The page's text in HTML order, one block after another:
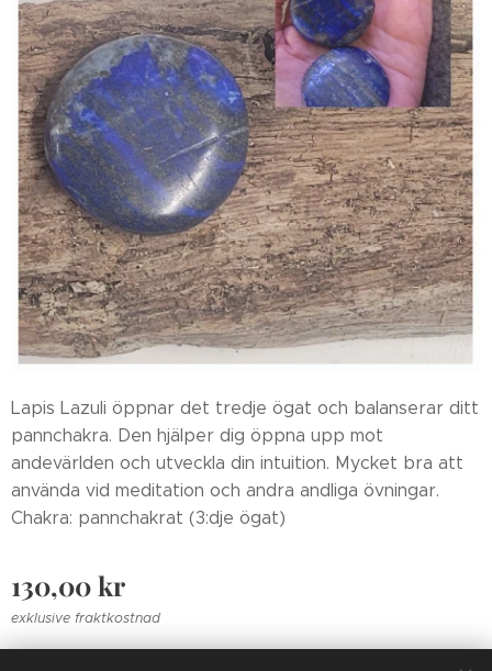
Lapis Lazuli öppnar det tredje ögat och balanserar ditt
pannchakra. Den hjälper dig öppna upp mot
andevärlden och utveckla din intuition. Mycket bra att
använda vid meditation och andra andliga övningar.
Chakra: pannchakrat (3:dje ögat)
130,00kr
exklusive fraktkostnad